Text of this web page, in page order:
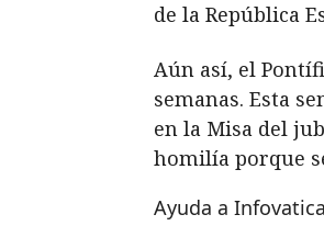
de la República
Aún así, el
semanas. Esta
en la Misa del
homilía porque
Ayuda a